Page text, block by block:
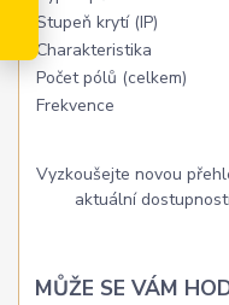
Stupeň krytí (IP)
Charakteristika
Počet pólů (celkem)
Frekvence
Vyzkoušejte novou
aktuální
MŮŽE SE VÁM